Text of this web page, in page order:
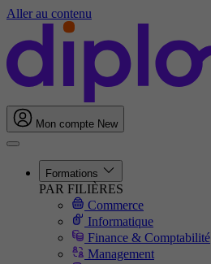
Aller au contenu
Mon compte New
Formations
PAR FILIÈRES
Commerce
Informatique
Finance & Comptabilité
Management